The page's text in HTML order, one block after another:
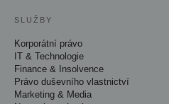
SLUŽBY
Korporátní právo
IT & Technologie
Finance & Insolvence
Právo duševního vlastnictví
Marketing & Media